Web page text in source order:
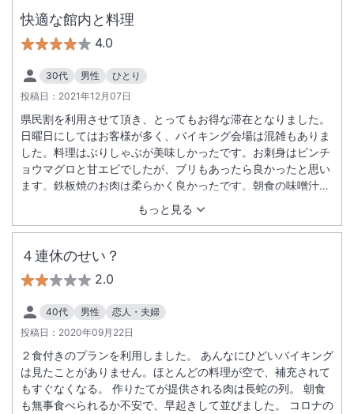
快適な館内と料理
4.0
30代 男性
ひとり
投稿日： 2021年12月07日
もっと見る
県民割を利用させて頂き、とってもお得な滞在となりました。
日曜日にしてはお客様が多く、バイキング会場は混雑もありま
した。料理はぶりしゃぶが美味しかったです。お刺身はビンチ
ョウマグロと甘エビでしたが、ブリもあったら良かったと思い
ます。鉄板焼のお肉は柔らかく良かったです。朝食の味噌汁は
美味しかったのですが、ネギがくたくたで、別入れにしても良
いかと思います。やっこの豆腐が良かったです。お部屋はもっ
たいない程広く、休まりました。ありがとうございました。
４連休のせい？
2.0
40代 男性
恋人・夫婦
投稿日： 2020年09月22日
２食付きのプランを利用しました。 あんなにひどいバイキング
は見たことがありません。ほとんどの料理が空で、補充されて
もすぐなくなる。 作りたてが提供される肉は長蛇の列。 朝食
も無事食べられるか不安で、早起きして並びました。 コロナの